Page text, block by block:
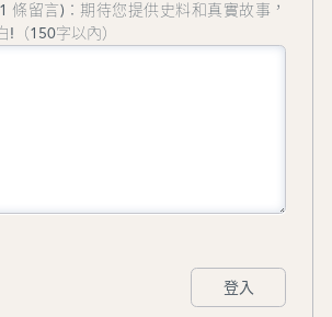
條留言)：期待您提供史料和真實故事，
!（150字以內）
登入